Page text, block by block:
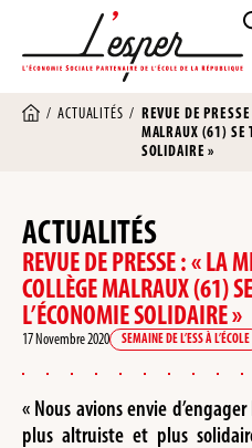
/ACTUALITÉS / REVUE DE
MALRAUX (61) SE
SOLIDAIRE »
ACTUALITÉS
REVUE DE PRESSE : « LA
COLLÈGE MALRAUX (61)
L’ÉCONOMIE SOLIDAIRE »
17 Novembre 2020 SEMAINE DE L’ESS À L’ÉCOLE
« Nous avions envie
plus altruiste et plus